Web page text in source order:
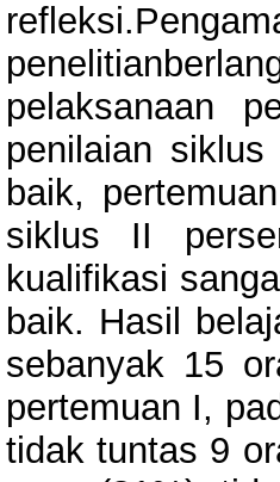
pelaksanaan
penilaian
baik,
siklus II
kualifikasi
baik. Hasil
sebanyak 15
pertemuan I,
tidak tuntas 9